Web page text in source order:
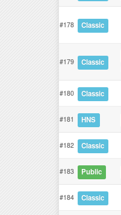
#178 Classic
#179 Classic
#180 Classic
#181 HNS
#182 Classic
#183 Public
#184 Classic